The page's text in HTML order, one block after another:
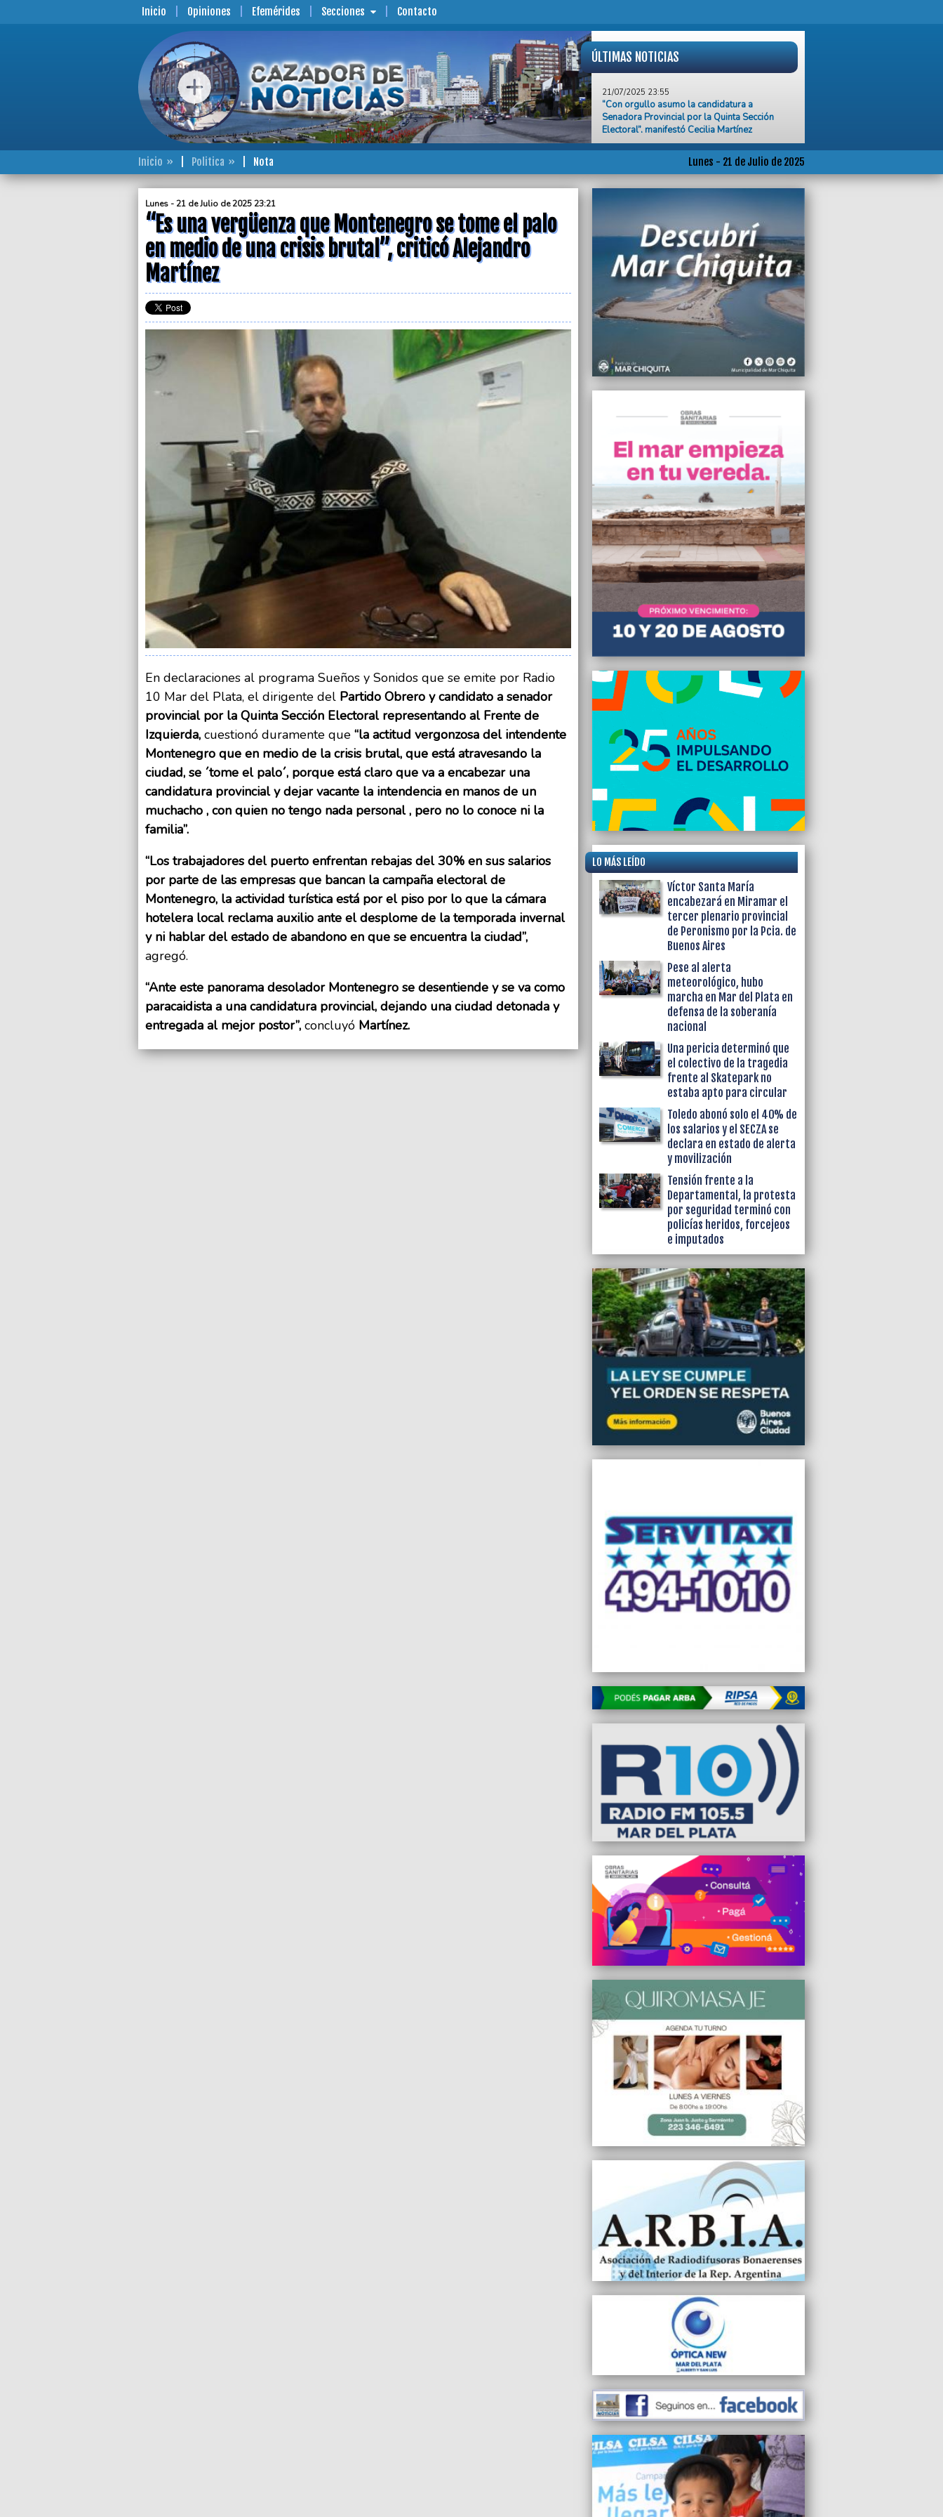
Inicio Opiniones Efemérides Secciones Contacto
ÚLTIMAS NOTICIAS
“Con orgullo asumo la candidatura a
Senadora Provincial por la Quinta Sección
Electoral”, manifestó Cecilia Martínez
21/07/2025 23:54
Mariana Cuesta encabeza la lista de
candidatos a concejales por Fuerza Patria en
General Pueyrredon
concejales
21/07/2025 23:51
Asesinan a un hombre y hieren a su hijo en el
barrio Juramento
21/07/2025 23:50
Pitingo Paredi es el segundo candidato a
senador por la Quinta Sección Electoral por
21/07/2025 23:21
“Es una vergüenza que Montenegro se tome el
palo en medio de una crisis brutal”, criticó
Aldosivi cayó en Florencio Varela ante
Defensa y Justicia
21/07/2025 15:09
Apuñaló a su ex mujer en la puerta de la casa y
escapó
21/07/2025 09:08
Fuerza Patria Mar Chiquita presentó su lista y
celebró la elección de Jorge Paredi para el
Senado
21/07/2025 08:34
Se inició el receso invernal, la ocupación
hotelera del fin de semana en Mar del Plata
promedió apenas el 30%
Lunes - 21 de Julio de 2025
Inicio Politica Nota
Lunes - 21 de Julio de 2025 23:21
“Es una vergüenza que Montenegro se tome el palo
en medio de una crisis brutal”, criticó Alejandro
Martínez
En declaraciones al programa Sueños y Sonidos que se emite por Radio
10 Mar del Plata, el dirigente del Partido Obrero y candidato a senador
provincial por la Quinta Sección Electoral representando al Frente de
Izquierda, cuestionó duramente que “la actitud vergonzosa del intendente
Montenegro que en medio de la crisis brutal, que está atravesando la
ciudad, se ´tome el palo´, porque está claro que va a encabezar una
candidatura provincial y dejar vacante la intendencia en manos de un
muchacho , con quien no tengo nada personal , pero no lo conoce ni la
familia”.
“Los trabajadores del puerto enfrentan rebajas del 30% en sus salarios
por parte de las empresas que bancan la campaña electoral de
Montenegro, la actividad turística está por el piso por lo que la cámara
hotelera local reclama auxilio ante el desplome de la temporada invernal
y ni hablar del estado de abandono en que se encuentra la ciudad”,
agregó.
“Ante este panorama desolador Montenegro se desentiende y se va como
paracaidista a una candidatura provincial, dejando una ciudad detonada y
entregada al mejor postor”, concluyó Martínez.
LO MÁS LEÍDO
Víctor Santa María
encabezará en Miramar el
tercer plenario provincial
de Peronismo por la Pcia. de
Buenos Aires
Pese al alerta
meteorológico, hubo
marcha en Mar del Plata en
defensa de la soberanía
nacional
Una pericia determinó que
el colectivo de la tragedia
frente al Skatepark no
estaba apto para circular
Toledo abonó solo el 40% de
los salarios y el SECZA se
declara en estado de alerta
y movilización
Tensión frente a la
Departamental, la protesta
por seguridad terminó con
policías heridos, forcejeos
e imputados